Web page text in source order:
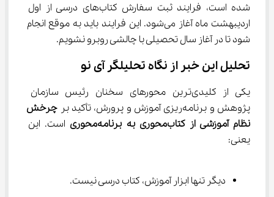
شده است، فرایند ثبت سفارش کتاب‌های درسی از اول
اردیبهشت ماه آغاز می‌شود. این فرایند باید به موقع انجام
شود تا در آغاز سال تحصیلی با چالشی روبرو نشویم.
تحلیل این خبر از نگاه تحلیلگر آی نو
یکی از کلیدی‌ترین محورهای سخنان رئیس سازمان
پژوهش و برنامه‌ریزی آموزش و پرورش، تأکید بر
چرخش
نظام آموزشی از کتاب‌محوری به برنامه‌محوری
است. این
یعنی:
دیگر تنها ابزار آموزش، کتاب درسی نیست.